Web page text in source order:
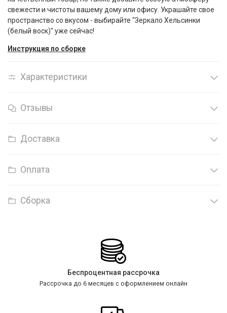
свежести и чистоты вашему дому или офису. Украшайте свое
пространство со вкусом - выбирайте "Зеркало Хельсинки
(белый воск)" уже сейчас!
Инструкция по сборке
Характеристики
Отзывы
Доставка
Оплата
Сборка
Беспроцентная рассрочка
Рассрочка до 6 месяцев с оформлением онлайн